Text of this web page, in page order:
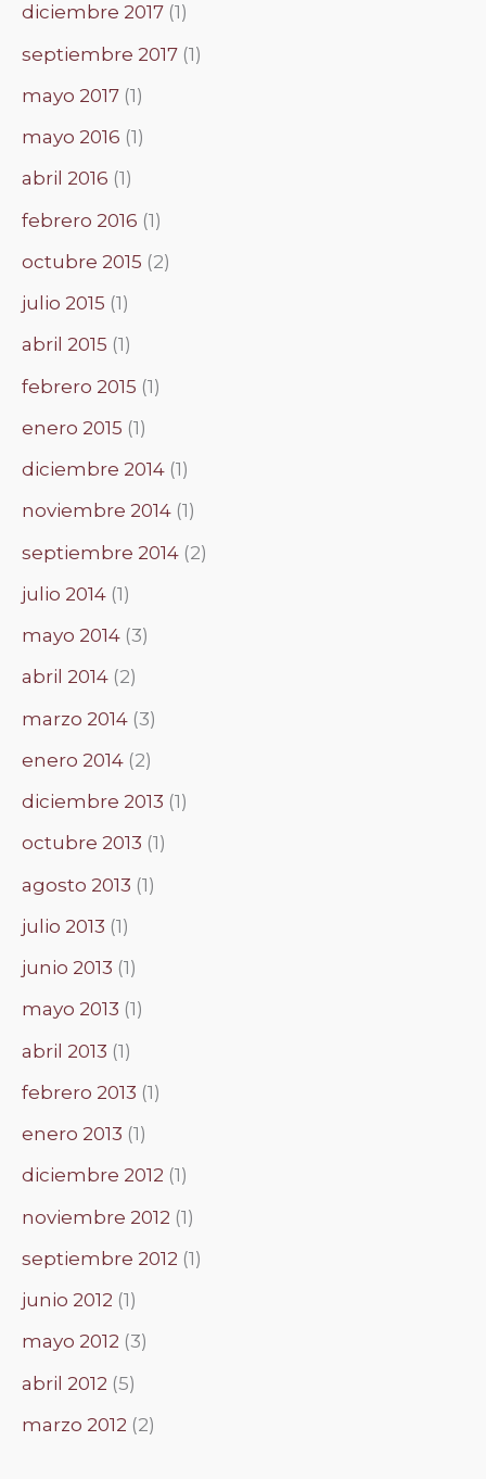
diciembre 2017 (1)
septiembre 2017 (1)
mayo 2017 (1)
mayo 2016 (1)
abril 2016 (1)
febrero 2016 (1)
octubre 2015 (2)
julio 2015 (1)
abril 2015 (1)
febrero 2015 (1)
enero 2015 (1)
diciembre 2014 (1)
noviembre 2014 (1)
septiembre 2014 (2)
julio 2014 (1)
mayo 2014 (3)
abril 2014 (2)
marzo 2014 (3)
enero 2014 (2)
diciembre 2013 (1)
octubre 2013 (1)
agosto 2013 (1)
julio 2013 (1)
junio 2013 (1)
mayo 2013 (1)
abril 2013 (1)
febrero 2013 (1)
enero 2013 (1)
diciembre 2012 (1)
noviembre 2012 (1)
septiembre 2012 (1)
junio 2012 (1)
mayo 2012 (3)
abril 2012 (5)
marzo 2012 (2)